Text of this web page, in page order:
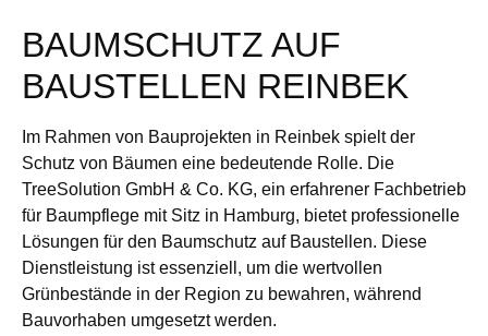
BAUMSCHUTZ AUF
BAUSTELLEN REINBEK
Im Rahmen von Bauprojekten in Reinbek spielt der
Schutz von Bäumen eine bedeutende Rolle. Die
TreeSolution GmbH & Co. KG, ein erfahrener Fachbetrieb
für Baumpflege mit Sitz in Hamburg, bietet professionelle
Lösungen für den Baumschutz auf Baustellen. Diese
Dienstleistung ist essenziell, um die wertvollen
Grünbestände in der Region zu bewahren, während
Bauvorhaben umgesetzt werden.